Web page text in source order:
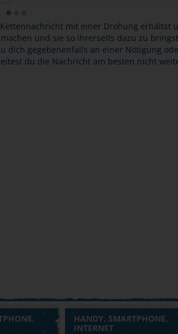
mit einer Drohung erhältst
und sie so ihrerseits dazu zu
dich gegebenenfalls an einer Nötigung
du die Nachricht am besten nicht
HANDY, SMARTPHONE,
INTERNET